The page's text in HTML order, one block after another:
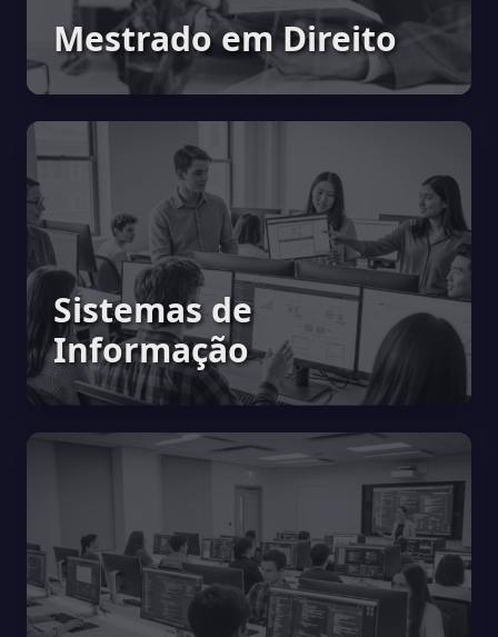
Mestrado em Direito
Sistemas de
Informação